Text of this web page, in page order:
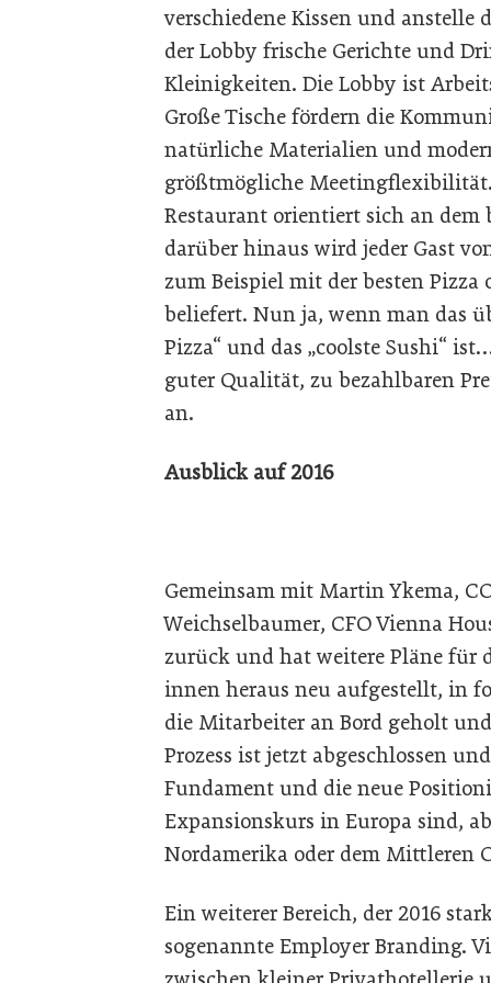
verschiedene Kissen und anstelle
der Lobby frische Gerichte und
Kleinigkeiten. Die Lobby ist
Große Tische fördern die
natürliche Materialien und
größtmögliche
Restaurant orientiert sich an
darüber hinaus wird jeder Gast
zum Beispiel mit der besten Pizza
beliefert. Nun ja, wenn man das
Pizza“ und das „coolste Sushi“
guter Qualität, zu bezahlbaren
an.
Ausblick auf 2016
Gemeinsam mit Martin Ykema,
Weichselbaumer, CFO Vienna
zurück und hat weitere Pläne für
innen heraus neu aufgestellt, in
die Mitarbeiter an Bord geholt
Prozess ist jetzt abgeschlossen
Fundament und die neue
Expansionskurs in Europa sind,
Nordamerika oder dem Mittleren
Ein weiterer Bereich, der 2016
sogenannte Employer Branding.